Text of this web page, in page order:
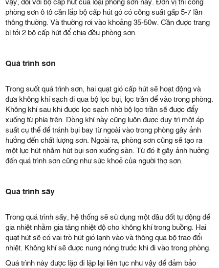
phòng sơn ô tô cần lắp bộ cấp hút gó có công suất gấp 5-7 lần
thông thường. Và thường rơi vào khoảng 35-50w. Cần được trang
bị tới 2 bộ cấp hút để chia đều phòng sơn.
Quá trình sơn
Trong suốt quá trình sơn, hai quạt gió cấp hút sẽ hoạt động và
đưa không khí sạch đi qua bộ lọc bụi, lọc trần để vào trong phòng.
Không khí sau khi được lọc sạch nhờ bộ lọc trần sẽ được đẩy
xuống từ phía trên. Dòng khí này cũng luôn được duy trì một áp
suất cụ thể để tránh bụi bay từ ngoài vào trong phòng gây ảnh
hưởng đến chất lượng sơn. Ngoài ra, phòng sơn cũng sẽ tạo ra
một lực hút nhằm hút bụi sơn xuống sàn. Từ đó ít gây ảnh hưởng
đến quá trình sơn cũng như sức khoẻ của người thợ sơn.
Quá trình sấy
Trong quá trình sấy, hệ thống sẽ sử dụng một đầu đốt tự động để
gia nhiệt nhằm gia tăng nhiệt độ cho không khí trong buồng. Hai
quạt hút sẽ có vai trò hút gió lạnh vào và thông qua bộ trao đổi
nhiệt. Không khí sẽ được nung nóng trước khi đi vào trong phòng.
Quá trình này được lặp đi lặp lại liên tục như vậy để đảm bảo